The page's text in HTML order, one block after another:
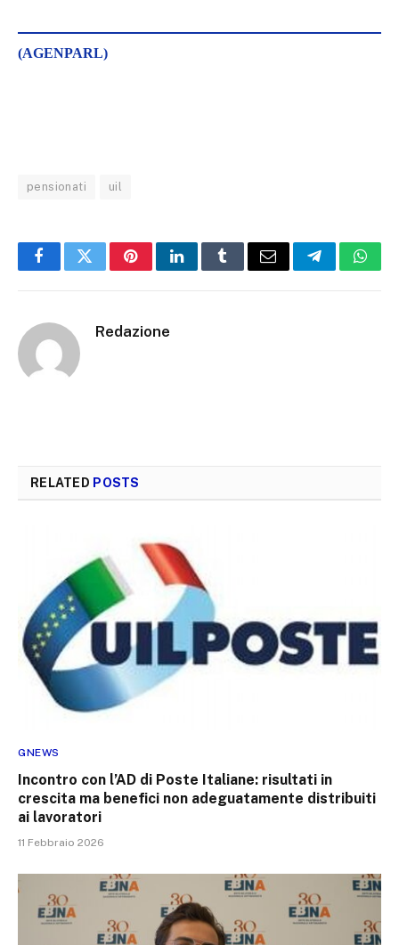
(AGENPARL)
pensionati uil
FacebookTwitterPinterestLinkedInTumblrEmail Telegram
Redazione
RELATED POSTS
GNEWS
Incontro con l’AD di Poste Italiane: risultati in
crescita ma benefici non adeguatamente distribuiti
ai lavoratori
11 Febbraio 2026